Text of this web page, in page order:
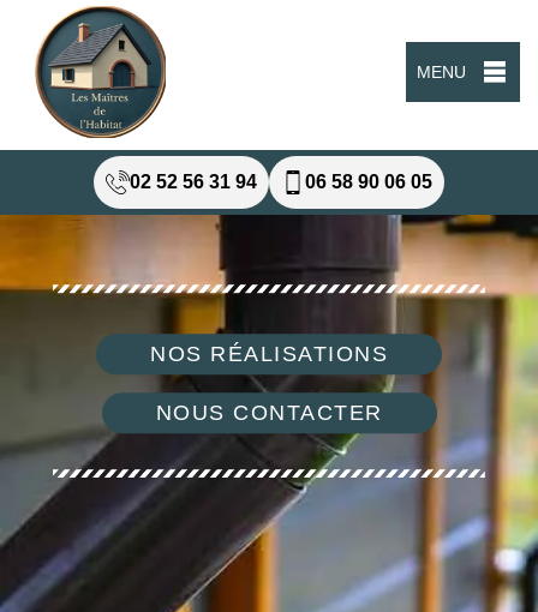
MENU
02 52 56 31 94 06 58 90 06 05
NOS RÉALISATIONS
NOUS CONTACTER